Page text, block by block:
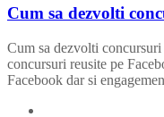
Cum sa dezvolti
Cum sa dezvolti
concursuri reusite pe
Facebook dar si